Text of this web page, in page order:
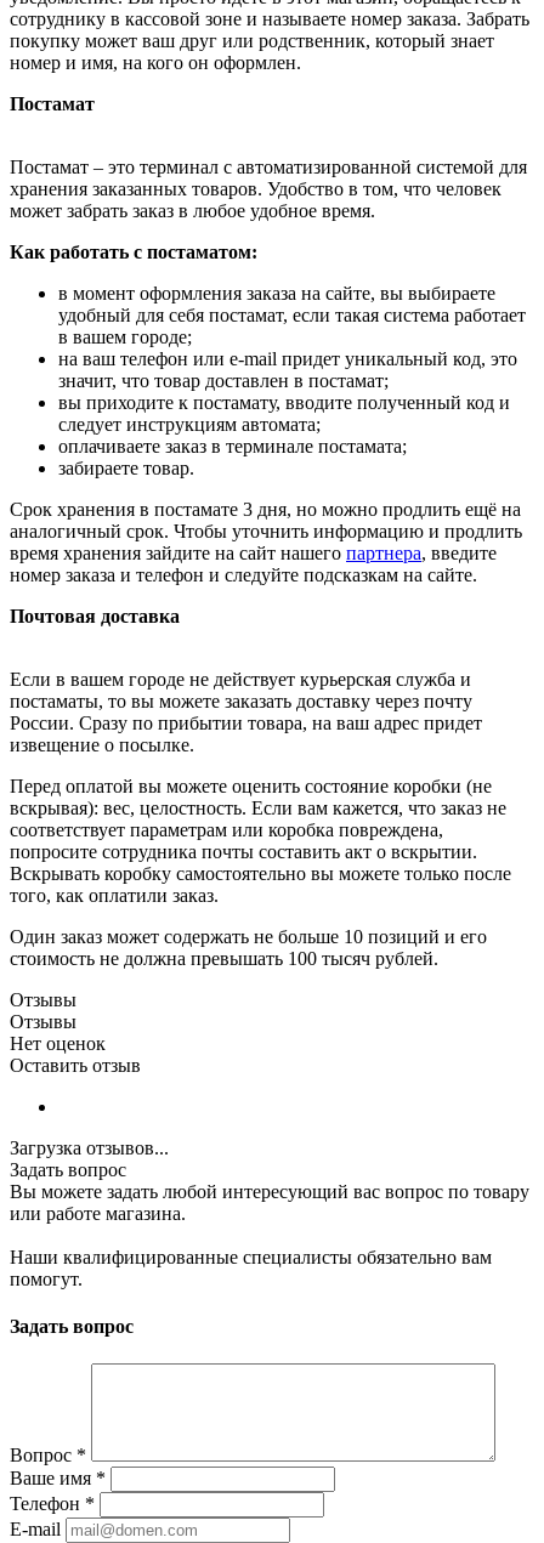
сотруднику в кассовой зоне и называете номер заказа. Забрать
покупку может ваш друг или родственник, который знает
номер и имя, на кого он оформлен.
Постамат
Постамат – это терминал с автоматизированной системой для
хранения заказанных товаров. Удобство в том, что человек
может забрать заказ в любое удобное время.
Как работать с постаматом:
в момент оформления заказа на сайте, вы выбираете
удобный для себя постамат, если такая система работает
в вашем городе;
на ваш телефон или e-mail придет уникальный код, это
значит, что товар доставлен в постамат;
вы приходите к постамату, вводите полученный код и
следует инструкциям автомата;
оплачиваете заказ в терминале постамата;
забираете товар.
Срок хранения в постамате 3 дня, но можно продлить ещё на
аналогичный срок. Чтобы уточнить информацию и продлить
время хранения зайдите на сайт нашего партнера, введите
номер заказа и телефон и следуйте подсказкам на сайте.
Почтовая доставка
Если в вашем городе не действует курьерская служба и
постаматы, то вы можете заказать доставку через почту
России. Сразу по прибытии товара, на ваш адрес придет
извещение о посылке.
Перед оплатой вы можете оценить состояние коробки (не
вскрывая): вес, целостность. Если вам кажется, что заказ не
соответствует параметрам или коробка повреждена,
попросите сотрудника почты составить акт о вскрытии.
Вскрывать коробку самостоятельно вы можете только после
того, как оплатили заказ.
Один заказ может содержать не больше 10 позиций и его
стоимость не должна превышать 100 тысяч рублей.
Отзывы
Отзывы
Нет оценок
Оставить отзыв
Загрузка отзывов...
Задать вопрос
Вы можете задать любой интересующий вас вопрос по товару
или работе магазина.
Наши квалифицированные специалисты обязательно вам
помогут.
Задать вопрос
Вопрос *
Ваше имя *
Телефон *
E-mail